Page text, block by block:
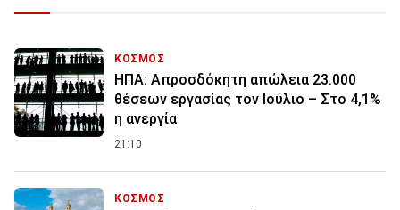
ΚΟΣΜΟΣ
ΗΠΑ: Απροσδόκητη απώλεια 23.000
θέσεων εργασίας τον Ιούλιο – Στο 4,1%
η ανεργία
21:10
ΚΟΣΜΟΣ